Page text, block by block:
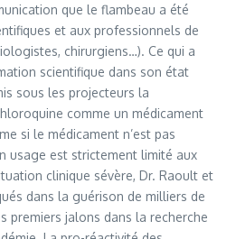
que le flambeau a été
et aux professionnels de
chirurgiens…). Ce qui a
scientifique dans son état
sous les projecteurs la
comme un médicament
si le médicament n’est pas
usage est strictement limité aux
clinique sévère, Dr. Raoult et
dans la guérison de milliers de
premiers jalons dans la recherche